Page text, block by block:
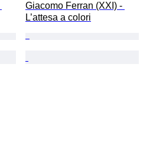
Giacomo Ferran (XXI) -
L’attesa a colori